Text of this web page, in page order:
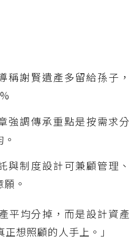
稱謝賢遺產多留給孫子，
強調傳承重點是按需求分
與制度設計可兼顧管理、
。
平均分掉，而是設計資產
想照顧的人手上。」